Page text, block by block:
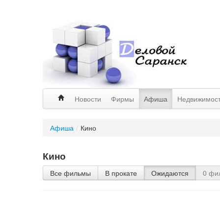
Новости Фирмы Афиша
Афиша / Кино
Кино
Все фильмы В прокате Ожидаются 0